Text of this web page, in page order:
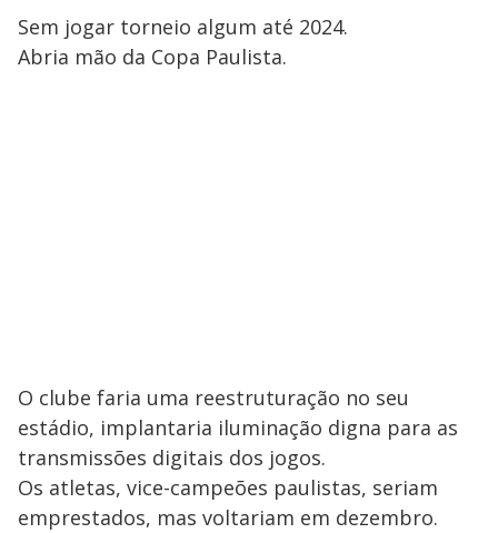
Sem jogar torneio algum até 2024.
Abria mão da Copa Paulista.
O clube faria uma reestruturação no seu
estádio, implantaria iluminação digna para as
transmissões digitais dos jogos.
Os atletas, vice-campeões paulistas, seriam
emprestados, mas voltariam em dezembro.